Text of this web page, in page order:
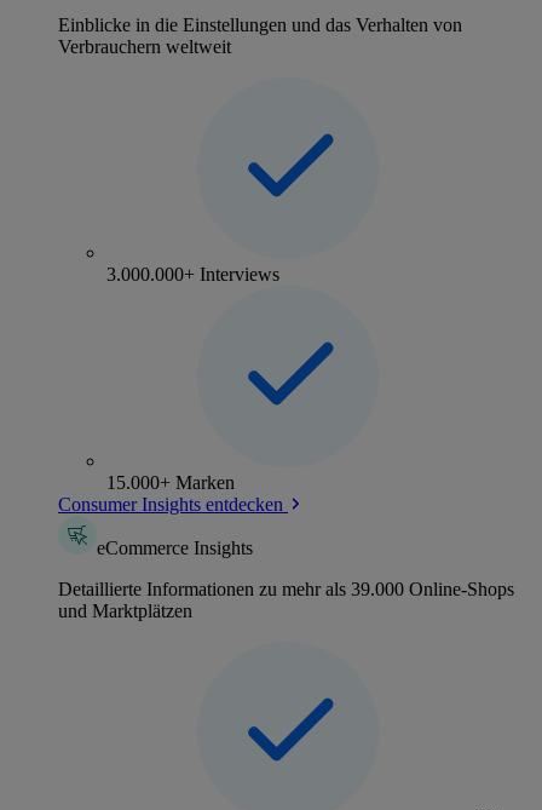
Einblicke in die Einstellungen und das Verhalten von
Verbrauchern weltweit
3.000.000+ Interviews
15.000+ Marken
Consumer Insights entdecken
eCommerce Insights
Detaillierte Informationen zu mehr als 39.000 Online-Shops
und Marktplätzen